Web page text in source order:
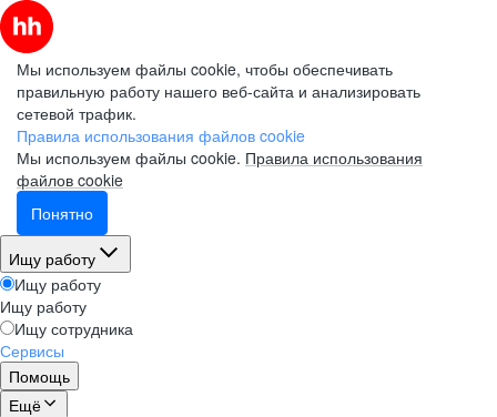
Мы используем файлы cookie, чтобы обеспечивать
правильную работу нашего веб-сайта и анализировать
сетевой трафик.
Правила использования файлов cookie
Мы используем файлы cookie. Правила использования
файлов cookie
Понятно
Ищу работу
Ищу работу
Ищу работу
Ищу сотрудника
Сервисы
Помощь
Ещё